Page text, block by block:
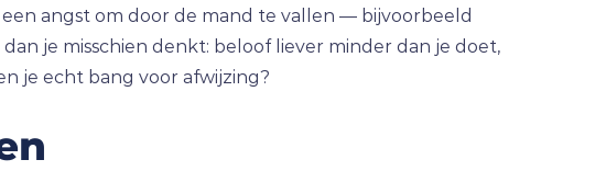
angst om door de mand te vallen — bijvoorbeeld
je misschien denkt: beloof liever minder dan je doet,
je echt bang voor afwijzing?